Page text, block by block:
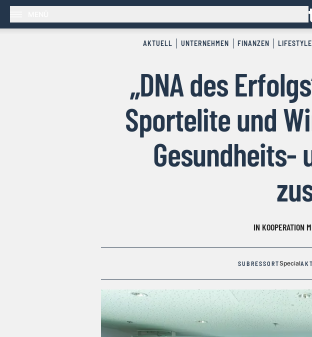
AKTUELL UNTERNEHMEN FINANZEN LIFESTYLE
„DNA des
Sportelite und
Gesundheits-
IN KOOPERATION
SUBRESSORTSpecial